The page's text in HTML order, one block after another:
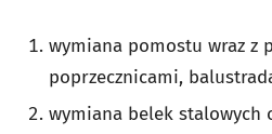
wymiana pomostu wraz z
poprzecznicami,
wymiana belek stalowych